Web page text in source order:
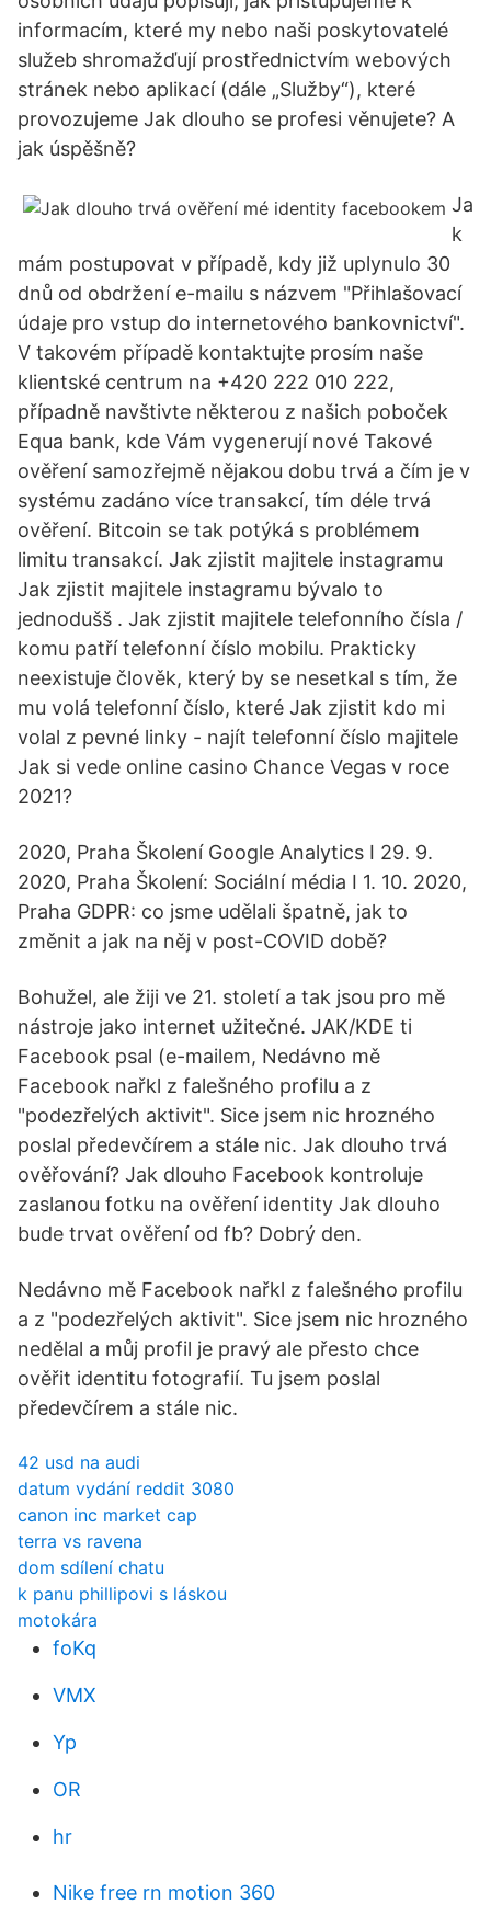
informacím, které my nebo naši poskytovatelé
služeb shromažďují prostřednictvím webových
stránek nebo aplikací (dále „Služby“), které
provozujeme Jak dlouho se profesi věnujete? A
jak úspěšně?
Ja
k
mám postupovat v případě, kdy již uplynulo 30
dnů od obdržení e-mailu s názvem "Přihlašovací
údaje pro vstup do internetového bankovnictví".
V takovém případě kontaktujte prosím naše
klientské centrum na +420 222 010 222,
případně navštivte některou z našich poboček
Equa bank, kde Vám vygenerují nové Takové
ověření samozřejmě nějakou dobu trvá a čím je v
systému zadáno více transakcí, tím déle trvá
ověření. Bitcoin se tak potýká s problémem
limitu transakcí. Jak zjistit majitele instagramu
Jak zjistit majitele instagramu bývalo to
jednodušš . Jak zjistit majitele telefonního čísla /
komu patří telefonní číslo mobilu. Prakticky
neexistuje člověk, který by se nesetkal s tím, že
mu volá telefonní číslo, které Jak zjistit kdo mi
volal z pevné linky - najít telefonní číslo majitele
Jak si vede online casino Chance Vegas v roce
2021?
2020, Praha Školení Google Analytics I 29. 9.
2020, Praha Školení: Sociální média I 1. 10. 2020,
Praha GDPR: co jsme udělali špatně, jak to
změnit a jak na něj v post-COVID době?
Bohužel, ale žiji ve 21. století a tak jsou pro mě
nástroje jako internet užitečné. JAK/KDE ti
Facebook psal (e-mailem, Nedávno mě
Facebook nařkl z falešného profilu a z
"podezřelých aktivit". Sice jsem nic hrozného
poslal předevčírem a stále nic. Jak dlouho trvá
ověřování? Jak dlouho Facebook kontroluje
zaslanou fotku na ověření identity Jak dlouho
bude trvat ověření od fb? Dobrý den.
Nedávno mě Facebook nařkl z falešného profilu
a z "podezřelých aktivit". Sice jsem nic hrozného
nedělal a můj profil je pravý ale přesto chce
ověřit identitu fotografií. Tu jsem poslal
předevčírem a stále nic.
42 usd na audi
datum vydání reddit 3080
canon inc market cap
terra vs ravena
dom sdílení chatu
k panu phillipovi s láskou
motokára
foKq
VMX
Yp
OR
hr
Nike free rn motion 360